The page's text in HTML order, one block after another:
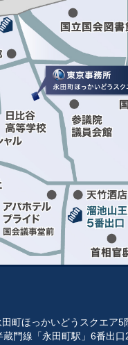
町ほっかいどうスクエア5
門線「永田町駅」6番出口